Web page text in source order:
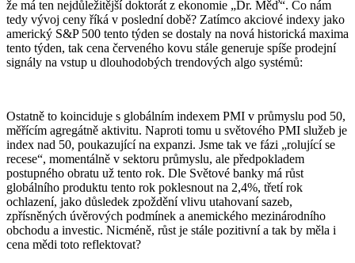
že má ten nejdůležitější doktorát z ekonomie „Dr. Měď“. Co nám
tedy vývoj ceny říká v poslední době? Zatímco akciové indexy jako
americký S&P 500 tento týden se dostaly na nová historická maxima
tento týden, tak cena červeného kovu stále generuje spíše prodejní
signály na vstup u dlouhodobých trendových algo systémů:
Ostatně to koinciduje s globálním indexem PMI v průmyslu pod 50,
měřícím agregátně aktivitu. Naproti tomu u světového PMI služeb je
index nad 50, poukazující na expanzi. Jsme tak ve fázi „rolující se
recese“, momentálně v sektoru průmyslu, ale předpokladem
postupného obratu už tento rok. Dle Světové banky má růst
globálního produktu tento rok poklesnout na 2,4%, třetí rok
ochlazení, jako důsledek zpoždění vlivu utahovaní sazeb,
zpřísněných úvěrových podmínek a anemického mezinárodního
obchodu a investic. Nicméně, růst je stále pozitivní a tak by měla i
cena mědi toto reflektovat?